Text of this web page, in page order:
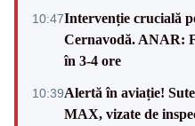
10:47Intervenție crucială
Cernavodă. ANAR:
în 3-4 ore
10:39Alertă în aviație!
MAX, vizate de